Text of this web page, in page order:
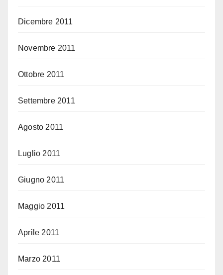
Dicembre 2011
Novembre 2011
Ottobre 2011
Settembre 2011
Agosto 2011
Luglio 2011
Giugno 2011
Maggio 2011
Aprile 2011
Marzo 2011